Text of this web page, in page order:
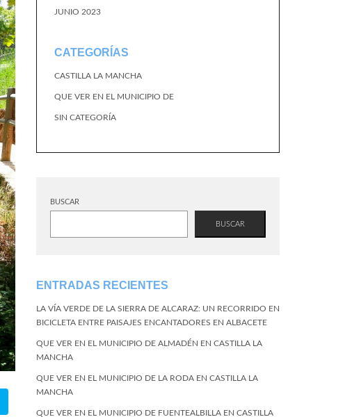
JUNIO 2023
CATEGORÍAS
CASTILLA LA MANCHA
QUE VER EN EL MUNICIPIO DE
SIN CATEGORÍA
BUSCAR
BUSCAR
ENTRADAS RECIENTES
LA VÍA VERDE DE LA SIERRA DE ALCARAZ: UN RECORRIDO EN
BICICLETA ENTRE PAISAJES ENCANTADORES EN ALBACETE
QUE VER EN EL MUNICIPIO DE ALMADÉN EN CASTILLA LA
MANCHA
QUE VER EN EL MUNICIPIO DE LA RODA EN CASTILLA LA
MANCHA
QUE VER EN EL MUNICIPIO DE FUENTEALBILLA EN CASTILLA